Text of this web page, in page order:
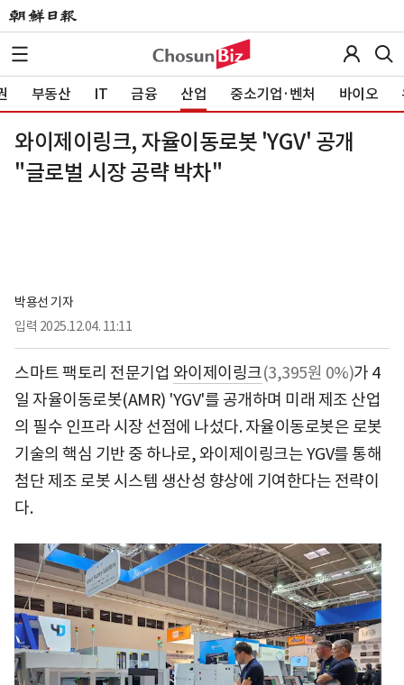
부동산 IT 금융 산업 중소기업·벤처 바이오
와이제이링크, 자율이동로봇 'YGV' 공개
"글로벌 시장 공략 박차"
박용선 기자
입력 2025.12.04. 11:11
스마트 팩토리 전문기업 와이제이링크(3,395원 0%)가 4
일 자율이동로봇(AMR) 'YGV'를 공개하며 미래 제조 산업
의 필수 인프라 시장 선점에 나섰다. 자율이동로봇은 로봇
기술의 핵심 기반 중 하나로, 와이제이링크는 YGV를 통해
첨단 제조 로봇 시스템 생산성 향상에 기여한다는 전략이
다.